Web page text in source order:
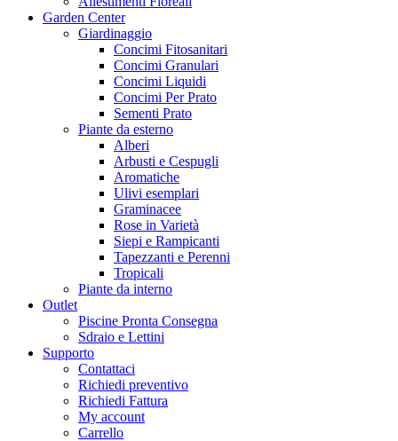
Garden Center
Giardinaggio
Concimi Fitosanitari
Concimi Granulari
Concimi Liquidi
Concimi Per Prato
Sementi Prato
Piante da esterno
Alberi
Arbusti e Cespugli
Aromatiche
Ulivi esemplari
Graminacee
Rose in Varietà
Siepi e Rampicanti
Tapezzanti e Perenni
Tropicali
Piante da interno
Outlet
Piscine Pronta Consegna
Sdraio e Lettini
Supporto
Contattaci
Richiedi preventivo
Richiedi Fattura
My account
Carrello